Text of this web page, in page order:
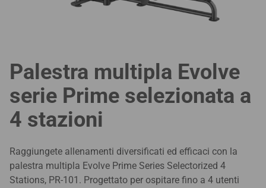
Palestra multipla Evolve
serie Prime selezionata a
4 stazioni
Raggiungete allenamenti diversificati ed efficaci con la
palestra multipla Evolve Prime Series Selectorized 4
Stations, PR-101. Progettato per ospitare fino a 4 utenti